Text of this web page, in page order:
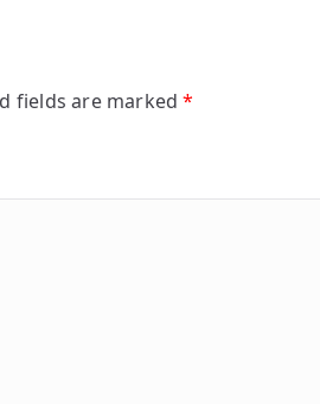
fields are marked*